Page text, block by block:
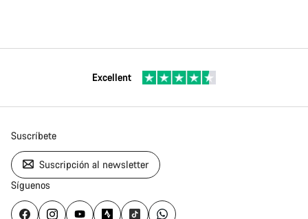
Excellent
Suscríbete
Suscripción al newsletter
Síguenos